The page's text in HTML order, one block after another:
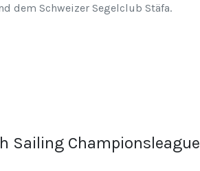
dem Schweizer Segelclub Stäfa.
Sailing Championsleague